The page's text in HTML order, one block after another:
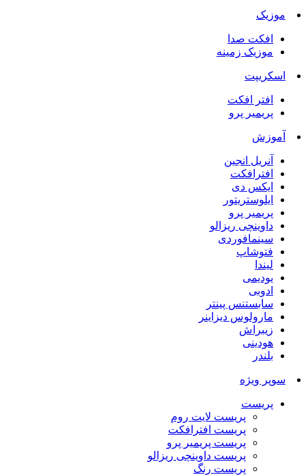
موزیک
افکت صدا
موزیک زمینه
اسکریپت
افتر افکت
پریمیر پرو
آموزش
آنریل انجین
افترافکت
ایکس دی
ایلوستریتور
پریمیر پرو
داوینچی ریزالو
سینمافوردی
فتوشاپ
لیندا
یودیمی
ادوبی
سابستنس پینتر
مارولوس دیزاینر
زیبراش
هودینی
بلندر
سوپر ویژه
پریست
پریست لایت روم
پریست افترافکت
پریست پریمیر پرو
پریست داوینچی ریزالو
پریست رنگ